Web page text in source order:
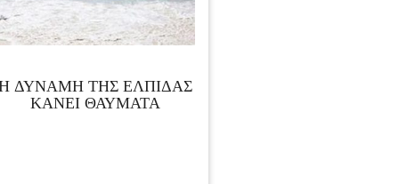
ΔΥΝΑΜΗ ΤΗΣ ΕΛΠΙΔΑΣ
ΚΑΝΕΙ ΘΑΥΜΑΤΑ